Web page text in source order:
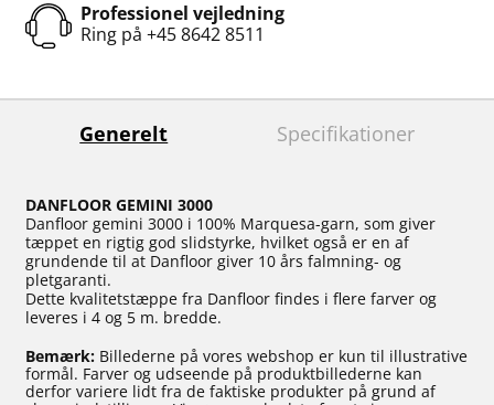
Professionel vejledning
Ring på +45 8642 8511
Generelt Specifikationer
DANFLOOR GEMINI 3000
Danfloor gemini 3000 i 100% Marquesa-garn, som giver
tæppet en rigtig god slidstyrke, hvilket også er en af
grundende til at Danfloor giver 10 års falmning- og
pletgaranti.
Dette kvalitetstæppe fra Danfloor findes i flere farver og
leveres i 4 og 5 m. bredde.
Bemærk: Billederne på vores webshop er kun til illustrative
formål. Farver og udseende på produktbillederne kan
derfor variere lidt fra de faktiske produkter på grund af